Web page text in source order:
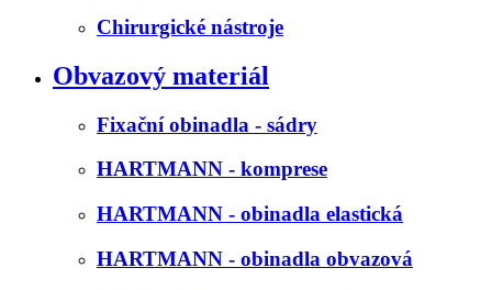
Chirurgické nástroje
Obvazový materiál
Fixační obinadla - sádry
HARTMANN - komprese
HARTMANN - obinadla elastická
HARTMANN - obinadla obvazová